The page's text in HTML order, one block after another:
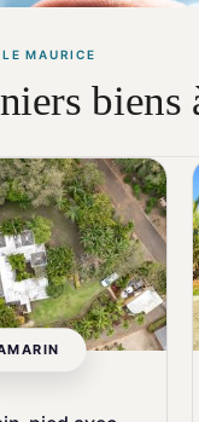
MAURICE
biens